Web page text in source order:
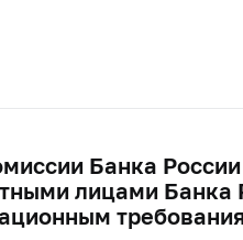
Банка
лицами Банка